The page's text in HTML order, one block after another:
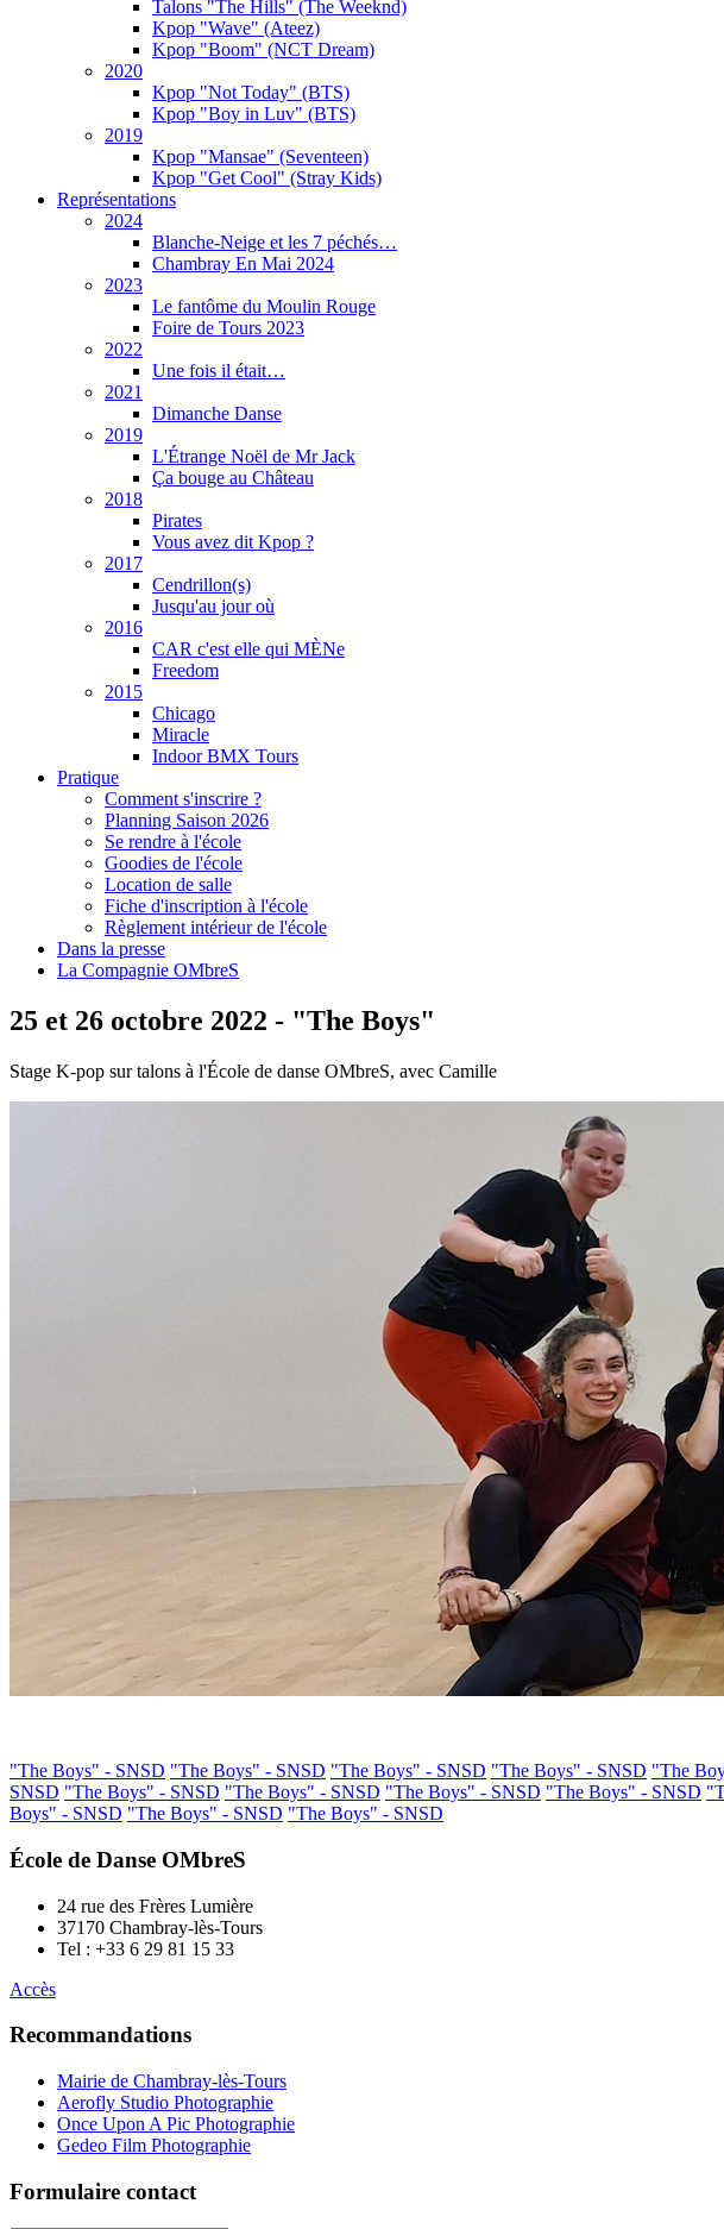
Talons "The Hills" (The Weeknd)
Kpop "Wave" (Ateez)
Kpop "Boom" (NCT Dream)
2020
Kpop "Not Today" (BTS)
Kpop "Boy in Luv" (BTS)
2019
Kpop "Mansae" (Seventeen)
Kpop "Get Cool" (Stray Kids)
Représentations
2024
Blanche-Neige et les 7 péchés…
Chambray En Mai 2024
2023
Le fantôme du Moulin Rouge
Foire de Tours 2023
2022
Une fois il était…
2021
Dimanche Danse
2019
L'Étrange Noël de Mr Jack
Ça bouge au Château
2018
Pirates
Vous avez dit Kpop ?
2017
Cendrillon(s)
Jusqu'au jour où
2016
CAR c'est elle qui MÈNe
Freedom
2015
Chicago
Miracle
Indoor BMX Tours
Pratique
Comment s'inscrire ?
Planning Saison 2026
Se rendre à l'école
Goodies de l'école
Location de salle
Fiche d'inscription à l'école
Règlement intérieur de l'école
Dans la presse
La Compagnie OMbreS
25 et 26 octobre 2022 - "The Boys"
Stage K-pop sur talons à l'École de danse OMbreS, avec Camille
"The Boys" - SNSD "The Boys" - SNSD "The Boys" - SNSD "The Boys" - SNSD "The
SNSD "The Boys" - SNSD "The Boys" - SNSD "The Boys" - SNSD "The Boys" - SNSD
Boys" - SNSD "The Boys" - SNSD "The Boys" - SNSD
École de Danse OMbreS
24 rue des Frères Lumière
37170 Chambray-lès-Tours
Tel : +33 6 29 81 15 33
Accès
Recommandations
Mairie de Chambray-lès-Tours
Aerofly Studio Photographie
Once Upon A Pic Photographie
Gedeo Film Photographie
Formulaire contact